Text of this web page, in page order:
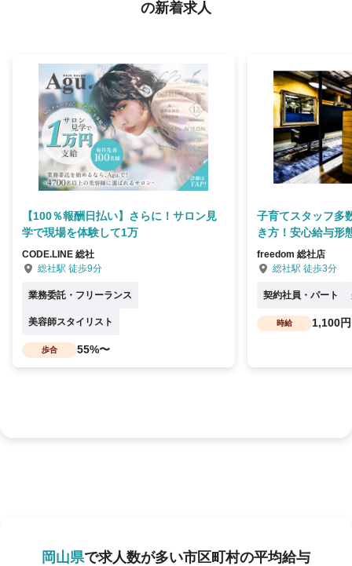
の新着求人
【100％報酬日払い】さらに！サロン見
学で現場を体験して1万
CODE.LINE 総社
総社駅 徒歩9分
業務委託・フリーランス
美容師スタイリスト
歩合 55%〜
子育てスタッフ多
き方！安心給与形
freedom 総社店
総社駅 徒歩3分
契約社員・パート
時給 1,100
岡山県で求人数が多い市区町村の平均給与